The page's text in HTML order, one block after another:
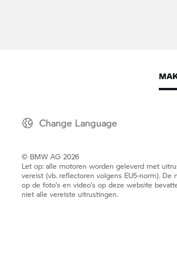
Change Language
© BMW AG 2026
Let op: alle motoren worden geleverd met
vereist (vb. reflectoren volgens EU5-norm). De
op de foto’s en video’s op deze website
niet alle vereiste uitrustingen.